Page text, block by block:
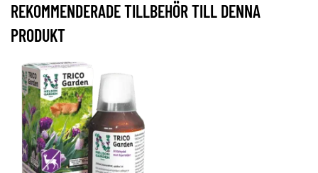
REKOMMENDERADE TILLBEHÖR TILL DENNA
PRODUKT